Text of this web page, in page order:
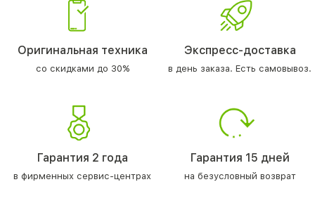
Оригинальная техника
со скидками до 30%
Экспресс-доставка
в день заказа. Есть самовывоз.
Гарантия 2 года
в фирменных сервис-центрах
Гарантия 15 дней
на безусловный возврат